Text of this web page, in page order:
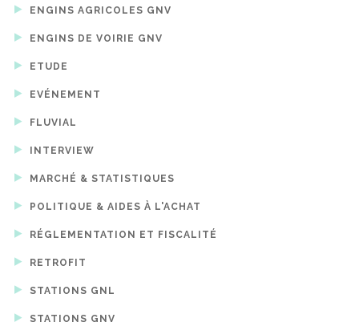
ENGINS AGRICOLES GNV
ENGINS DE VOIRIE GNV
ETUDE
EVÉNEMENT
FLUVIAL
INTERVIEW
MARCHÉ & STATISTIQUES
POLITIQUE & AIDES À L'ACHAT
RÉGLEMENTATION ET FISCALITÉ
RETROFIT
STATIONS GNL
STATIONS GNV